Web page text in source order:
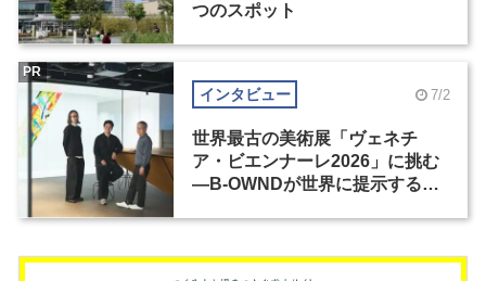
つのスポット
インタビュー 7/2
世界最古の美術展「ヴェネチ
ア・ビエンナーレ2026」に挑む
―B-OWNDが世界に提示する美
PR